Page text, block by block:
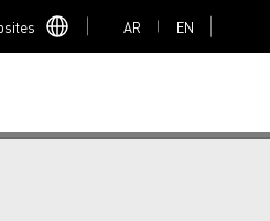
AR
websites